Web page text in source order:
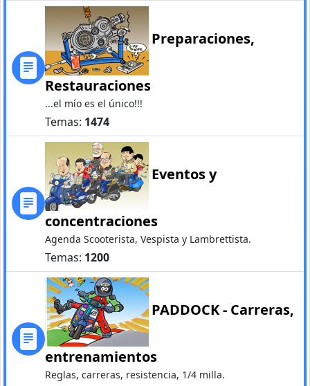
Preparaciones,
Restauraciones
...el mío es el único!!!
Temas: 1474
Eventos y
concentraciones
Agenda Scooterista, Vespista y Lambrettista.
Temas: 1200
PADDOCK - Carreras,
entrenamientos
Reglas, carreras, resistencia, 1/4 milla.